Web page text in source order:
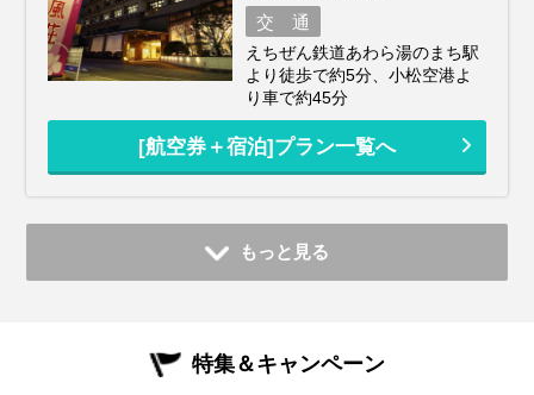
交 通
えちぜん鉄道あわら湯のまち駅
より徒歩で約5分、小松空港よ
り車で約45分
[航空券＋宿泊]プラン一覧へ
もっと見る
特集＆キャンペーン